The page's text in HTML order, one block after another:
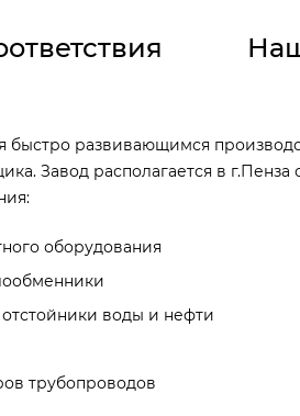
развивающимся
Завод располагается в
оборудования
воды и нефти
трубопроводов